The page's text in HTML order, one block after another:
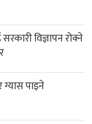
विज्ञापन रोक्ने
पाइने